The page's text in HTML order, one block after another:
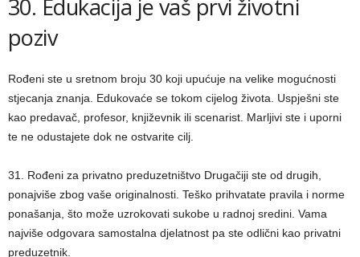
30. Edukacija je vaš prvi životni
poziv
Rođeni ste u sretnom broju 30 koji upućuje na velike mogućnosti
stjecanja znanja. Edukovaće se tokom cijelog života. Uspješni ste
kao predavač, profesor, književnik ili scenarist. Marljivi ste i uporni
te ne odustajete dok ne ostvarite cilj.
31. Rođeni za privatno preduzetništvo Drugačiji ste od drugih,
ponajviše zbog vaše originalnosti. Teško prihvatate pravila i norme
ponašanja, što može uzrokovati sukobe u radnoj sredini. Vama
najviše odgovara samostalna djelatnost pa ste odlični kao privatni
preduzetnik.